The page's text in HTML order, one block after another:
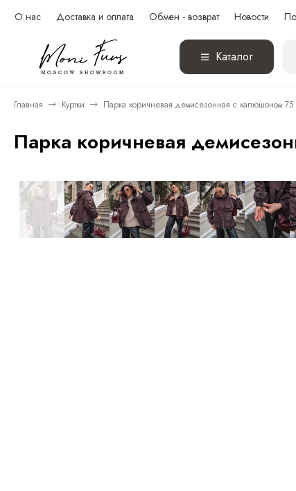
О нас Доставка и оплата Обмен - возврат Новости
Каталог
Главная Куртки Парка коричневая демисезонная с капюшоном 75
Парка коричневая